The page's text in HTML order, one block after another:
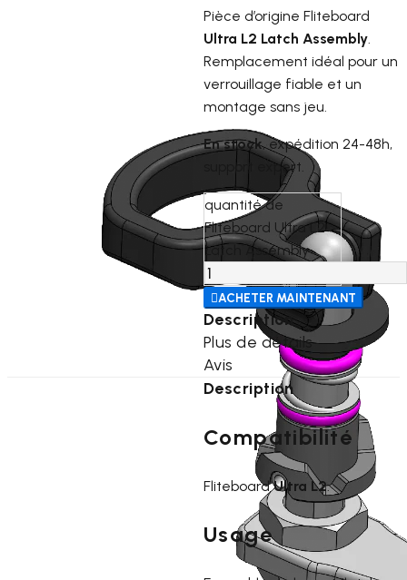
Pièce d’origine Fliteboard
Ultra L2 Latch Assembly.
Remplacement idéal pour un
verrouillage fiable et un
montage sans jeu.
En stock, expédition 24-48h,
support expert.
quantité de
Fliteboard Ultra L2
Latch Assembly
ACHETER MAINTENANT
Description
Plus de détails
Avis
Description
Compatibilité
FliteboardUltra L2.
Usage